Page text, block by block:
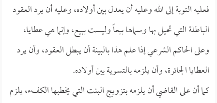
فعليه التوبة إلى الله وعليه أن يعدل بين أولاده، وعليه أن يرد العقود
الباطلة التي تحيل بها وسماها بيعاً وليست ببيع، وإنما هي عطايا،
وعلى الحاكم الشرعي إذا علم هذا بالبينة أن يبطل العقود، وأن يرد
العطايا الجائرة، وأن يلزمه بالتسوية بين أولاده.
كما أن على القاضي أن يلزمه بتزويج البنت التي يخطبها الكفء، يلزم